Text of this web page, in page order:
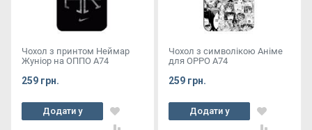
Чохол з принтом Неймар
Жуніор на ОППО А74
259 грн.
Додати у
кошик
Чохол з символікою Аніме
для OPPO A74
259 грн.
Додати у
кошик